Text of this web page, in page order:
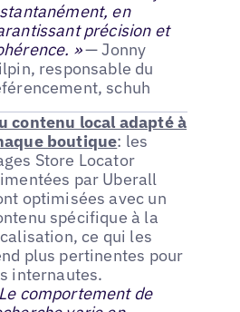
en
précision et
»— Jonny
responsable du
schuh
contenu local adapté à
boutique: les
Store Locator
par Uberall
optimisées avec un
spécifique à la
ce qui les
plus pertinentes pour
internautes.
comportement de